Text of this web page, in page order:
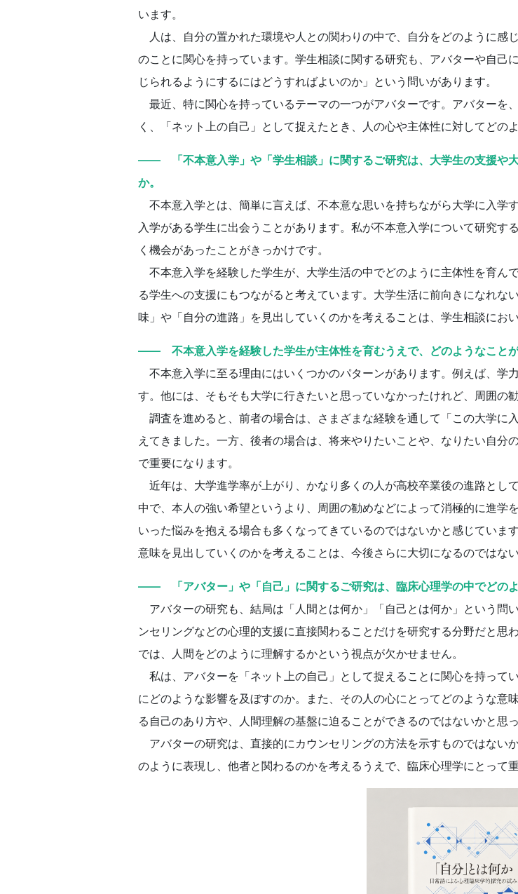
います。
人は、自分の置かれた環境や人との関わりの中で、自分をどのように感
のことに関心を持っています。学生相談に関する研究も、アバターや自己
じられるようにするにはどうすればよいのか」という問いがあります。
最近、特に関心を持っているテーマの一つがアバターです。アバターを
く、「ネット上の自己」として捉えたとき、人の心や主体性に対してどの
―― 「不本意入学」や「学生相談」に関するご研究は、大学生の支援や
か。
不本意入学とは、簡単に言えば、不本意な思いを持ちながら大学に入学
入学がある学生に出会うことがあります。私が不本意入学について研究
く機会があったことがきっかけです。
不本意入学を経験した学生が、大学生活の中でどのように主体性を育ん
る学生への支援にもつながると考えています。大学生活に前向きになれな
味」や「自分の進路」を見出していくのかを考えることは、学生相談におい
―― 不本意入学を経験した学生が主体性を育むうえで、どのようなことが
不本意入学に至る理由にはいくつかのパターンがあります。例えば、学
す。他には、そもそも大学に行きたいと思っていなかったけれど、周囲の
調査を進めると、前者の場合は、さまざまな経験を通して「この大学に
えてきました。一方、後者の場合は、将来やりたいことや、なりたい自分
で重要になります。
近年は、大学進学率が上がり、かなり多くの人が高校卒業後の進路とし
中で、本人の強い希望というより、周囲の勧めなどによって消極的に進学
いった悩みを抱える場合も多くなってきているのではないかと感じていま
意味を見出していくのかを考えることは、今後さらに大切になるのではない
―― 「アバター」や「自己」に関するご研究は、臨床心理学の中でどのよ
アバターの研究も、結局は「人間とは何か」「自己とは何か」という問
ンセリングなどの心理的支援に直接関わることだけを研究する分野だと思
では、人間をどのように理解するかという視点が欠かせません。
私は、アバターを「ネット上の自己」として捉えることに関心を持って
にどのような影響を及ぼすのか。また、その人の心にとってどのような意
る自己のあり方や、人間理解の基盤に迫ることができるのではないかと思っ
アバターの研究は、直接的にカウンセリングの方法を示すものではない
のように表現し、他者と関わるのかを考えるうえで、臨床心理学にとって